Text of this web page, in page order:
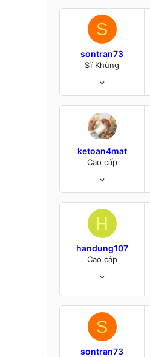
0
Hà Nội &.....
S
sontran73
Sĩ Khùng
0
Hà Nội &.....
ketoan4mat
Cao cấp
17
H
handung107
Cao cấp
15
S
sontran73